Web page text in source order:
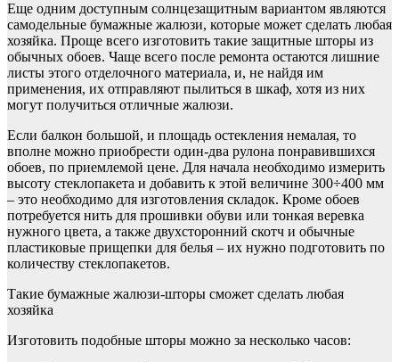
Еще одним доступным солнцезащитным вариантом являются
самодельные бумажные жалюзи, которые может сделать любая
хозяйка. Проще всего изготовить такие защитные шторы из
обычных обоев. Чаще всего после ремонта остаются лишние
листы этого отделочного материала, и, не найдя им
применения, их отправляют пылиться в шкаф, хотя из них
могут получиться отличные жалюзи.
Если балкон большой, и площадь остекления немалая, то
вполне можно приобрести один-два рулона понравившихся
обоев, по приемлемой цене. Для начала необходимо измерить
высоту стеклопакета и добавить к этой величине 300÷400 мм
– это необходимо для изготовления складок. Кроме обоев
потребуется нить для прошивки обуви или тонкая веревка
нужного цвета, а также двухсторонний скотч и обычные
пластиковые прищепки для белья – их нужно подготовить по
количеству стеклопакетов.
Такие бумажные жалюзи-шторы сможет сделать любая
хозяйка
Изготовить подобные шторы можно за несколько часов: